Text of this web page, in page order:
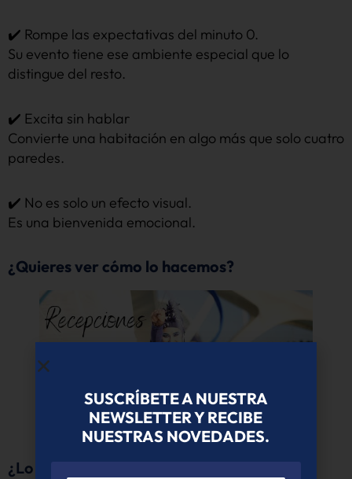
✔️ Rompe las expectativas del minuto 0.
Su evento tiene ese ambiente especial que lo
distingue del resto.
✔️ Excita sin hablar
Convierte una habitación en algo más que solo cuatro
paredes.
✔️ No es solo un efecto visual.
Es una bienvenida emocional.
¿Quieres ver cómo lo hacemos?
¿Lo aplicamos en tu próximo evento?
SUSCRÍBETE A NUESTRA
NEWSLETTER Y RECIBE
NUESTRAS NOVEDADES.